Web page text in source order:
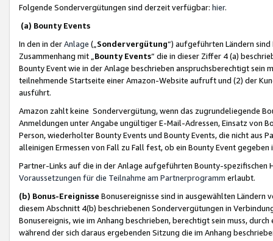
Folgende Sondervergütungen sind derzeit verfügbar: hier.
(a) Bounty Events
In den in derAnlage („ Sondervergütung“) aufgeführten Ländern
Zusammenhang mit „ Bounty Events“ die in dieser Ziffer 4 (a)
Bounty Event wie in der Anlage beschrieben anspruchsberechtigt sein
teilnehmende Startseite einer Amazon-Website aufruft und (2) der
ausführt.
Amazon zahlt keine Sondervergütung, wenn das zugrundeliegende
Anmeldungen unter Angabe ungültiger E-Mail-Adressen, Einsatz von
Person, wiederholter Bounty Events und Bounty Events, die nicht
alleinigen Ermessen von Fall zu Fall fest, ob ein Bounty Event
Partner-Links auf die in der Anlage aufgeführten Bounty-spezifischen
Voraussetzungen für die Teilnahme am Partnerprogramm erlaubt.
(b) Bonus-Ereignisse Bonusereignisse sind in ausgewählten Ländern
diesem Abschnitt 4(b) beschriebenen Sondervergütungen in
Bonusereignis, wie im Anhang beschrieben, berechtigt sein muss,
während der sich daraus ergebenden Sitzung die im Anhang